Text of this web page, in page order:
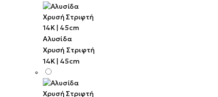
Αλυσίδα
Χρυσή Στριφτή
14K | 45cm